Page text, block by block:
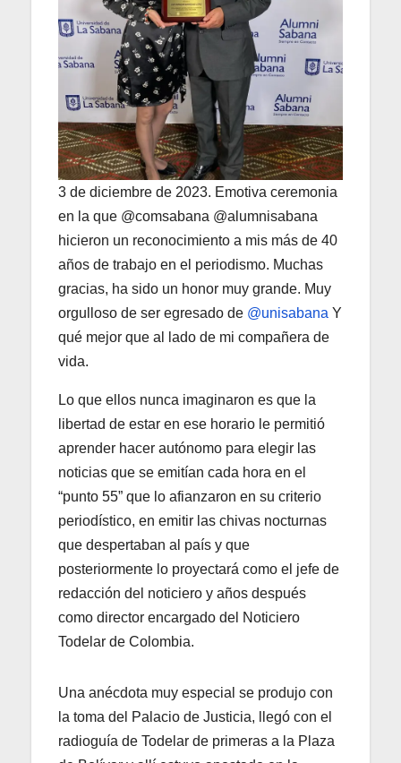
3 de diciembre de 2023. Emotiva ceremonia
en la que @comsabana @alumnisabana
hicieron un reconocimiento a mis más de 40
años de trabajo en el periodismo. Muchas
gracias, ha sido un honor muy grande. Muy
orgulloso de ser egresado de @unisabana Y
qué mejor que al lado de mi compañera de
vida.
Lo que ellos nunca imaginaron es que la
libertad de estar en ese horario le permitió
aprender hacer autónomo para elegir las
noticias que se emitían cada hora en el
“punto 55” que lo afianzaron en su criterio
periodístico, en emitir las chivas nocturnas
que despertaban al país y que
posteriormente lo proyectará como el jefe de
redacción del noticiero y años después
como director encargado del Noticiero
Todelar de Colombia.
Una anécdota muy especial se produjo con
la toma del Palacio de Justicia, llegó con el
radioguía de Todelar de primeras a la Plaza